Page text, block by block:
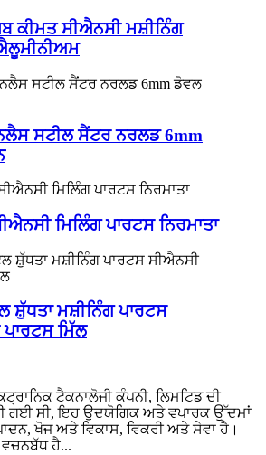
ਕੀਮਤ ਸੀਐਨਸੀ ਮਸ਼ੀਨਿੰਗ
ਸਟੀਲ ਸੈਂਟਰ ਨਰਲਡ 6mm
ਮਿਲਿੰਗ ਪਾਰਟਸ ਨਿਰਮਾਤਾ
ਸ਼ੁੱਧਤਾ ਮਸ਼ੀਨਿੰਗ ਪਾਰਟਸ
ਮਿੱਲ
ਟੈਕਨਾਲੋਜੀ ਕੰਪਨੀ, ਲਿਮਟਿਡ ਦੀ
ਗਈ ਸੀ, ਇਹ ਉਦਯੋਗਿਕ ਅਤੇ ਵਪਾਰਕ ਉੱਦਮਾਂ
ਖੋਜ ਅਤੇ ਵਿਕਾਸ, ਵਿਕਰੀ ਅਤੇ ਸੇਵਾ ਹੈ।
ਹੈ...